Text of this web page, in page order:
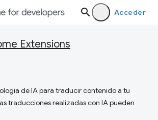
Acceder
Extensions
de IA para traducir contenido a tu
traducciones realizadas con IA pueden